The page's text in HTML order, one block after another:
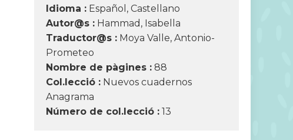
Idioma : Español, Castellano
Autor@s : Hammad, Isabella
Traductor@s : Moya Valle, Antonio-
Prometeo
Nombre de pàgines : 88
Col.lecció : Nuevos cuadernos
Anagrama
Número de col.lecció : 13